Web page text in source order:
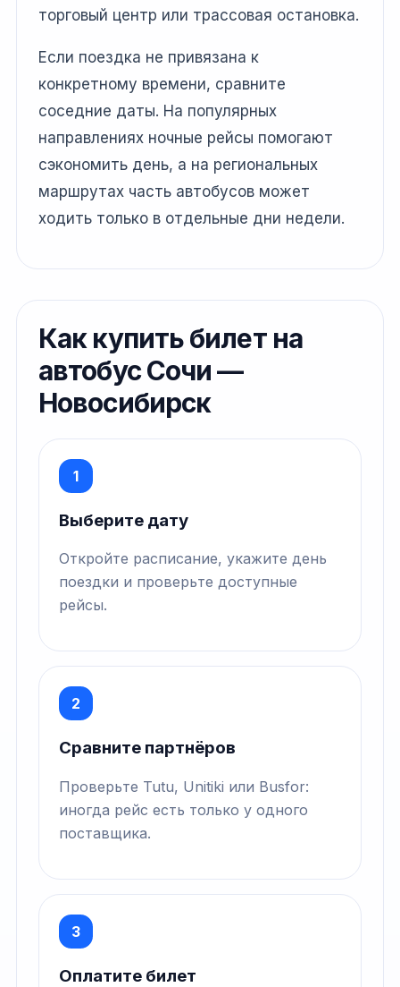
торговый центр или трассовая остановка.
Если поездка не привязана к
конкретному времени, сравните
соседние даты. На популярных
направлениях ночные рейсы помогают
сэкономить день, а на региональных
маршрутах часть автобусов может
ходить только в отдельные дни недели.
Как купить билет на
автобус Сочи —
Новосибирск
1
Выберите дату
Откройте расписание, укажите день
поездки и проверьте доступные
рейсы.
2
Сравните партнёров
Проверьте Tutu, Unitiki или Busfor:
иногда рейс есть только у одного
поставщика.
3
Оплатите билет